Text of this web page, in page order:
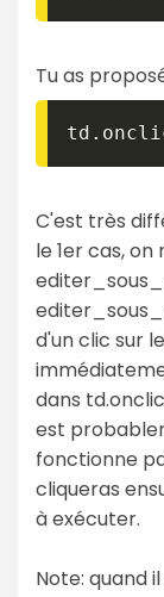
Tu as
td .
C'est très
le 1er cas,
d'un clic sur
dans
est
fonctionne
cliqueras
à exécuter.
Note: quand